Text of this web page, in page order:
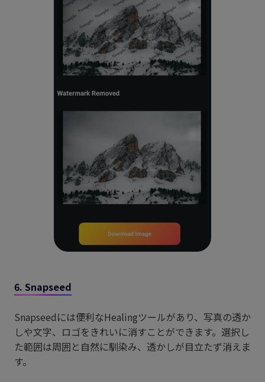
6. Snapseed
Snapseedには便利なHealingツールがあり、写真の透か
しや文字、ロゴをきれいに消すことができます。選択し
た範囲は周囲と自然に馴染み、透かしが目立たず消えま
す。